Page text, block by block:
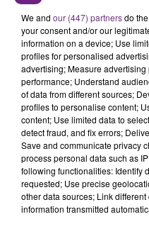
11h02
11h02
JEREMY FREROT
Frerot
10h55
10h55
We and our (447) partnersdo
your consent and/or our
information on a device; Use
profiles for personalised
advertising; Measure
performance; Understand
of data from different sources;
profiles to personalise content;
content; Use limited data to
detect fraud, and fix errors;
Save and communicate privacy
process personal data such as
following functionalities: Identify
requested; Use precise
other data sources; Link
information transmitted